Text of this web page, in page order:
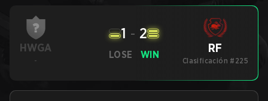
HWGA
-
LOSE
1 - 2
WIN RF
Clasificación #225